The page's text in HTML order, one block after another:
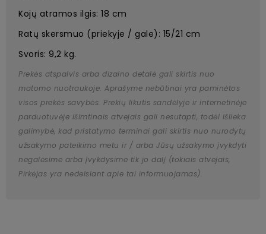
Kojų atramos ilgis: 18 cm
Ratų skersmuo (priekyje / gale): 15/21 cm
Svoris: 9,2 kg.
Prekės atspalvis arba dizaino detalė gali skirtis nuo
matomo nuotraukoje. Aprašyme nebūtinai yra paminėtos
visos prekės savybės. Prekių likutis sandėlyje ir internetinėje
parduotuvėje išimtinais atvejais gali nesutapti, todėl išlieka
galimybė, kad pristatymo terminai gali skirtis nuo nurodytų
užsakymo pateikimo metu ir / arba Jūsų užsakymo įvykdyti
negalėsime arba įvykdysime tik jo dalį (tokiais atvejais,
Pirkėjas yra nedelsiant apie tai informuojamas).